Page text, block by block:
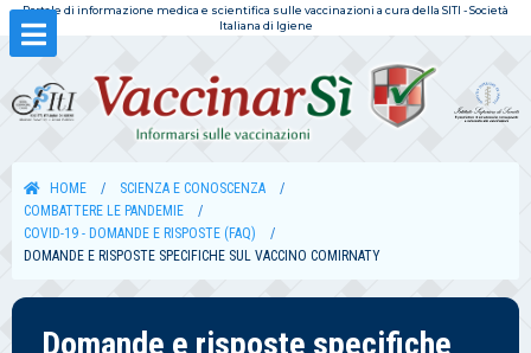
Portale di informazione medica e scientifica sulle vaccinazioni a cura della SITI - Società
Italiana di Igiene
HOME
SCIENZA E CONOSCENZA
COMBATTERE LE PANDEMIE
COVID-19 - DOMANDE E RISPOSTE (FAQ)
DOMANDE E RISPOSTE SPECIFICHE SUL VACCINO COMIRNATY
Domande e risposte specifiche